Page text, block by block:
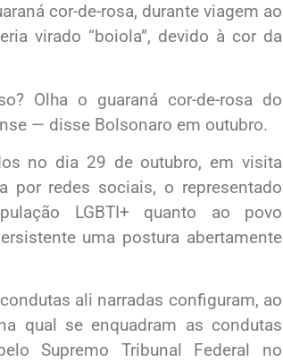
cor-de-rosa, durante viagem ao
virado “boiola”, devido à cor da
Olha o guaraná cor-de-rosa do
— disse Bolsonaro em outubro.
no dia 29 de outubro, em visita
por redes sociais, o representado
LGBTI+ quanto ao povo
uma postura abertamente
ali narradas configuram, ao
qual se enquadram as condutas
Supremo Tribunal Federal no